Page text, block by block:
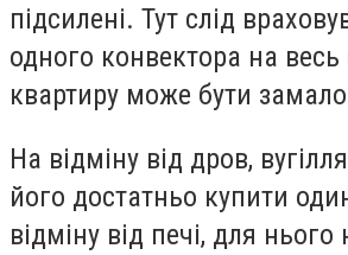
підсилені. Тут слід
одного конвектора на
квартиру може бути
На відміну від дров,
його достатньо купити
відміну від печі, для нього